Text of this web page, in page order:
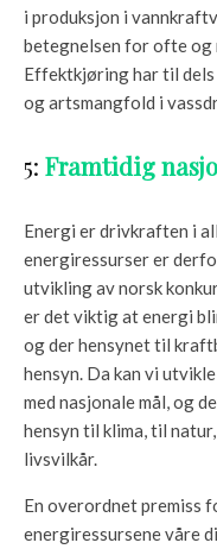
i produksjon i
betegnelsen for ofte og
Effektkjøring har til
og artsmangfold i
5: Framtidig
Energi er drivkraften i
energiressurser er
utvikling av norsk
er det viktig at energi
og der hensynet til
hensyn. Da kan vi
med nasjonale mål, og
hensyn til klima, til
livsvilkår.
En overordnet premiss
energiressursene våre